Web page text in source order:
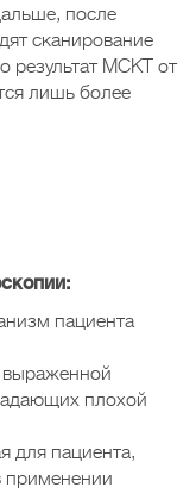
после
сканирование
результат МСКТ от
лишь более
пациента
плохой
для пациента,
применении